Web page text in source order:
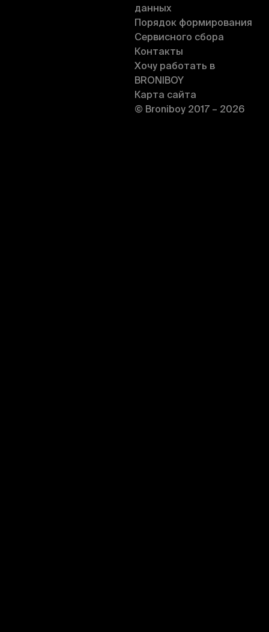
данных
Порядок формирования
Сервисного сбора
Контакты
Хочу работать в
BRONIBOY
Карта сайта
© Broniboy 2017 – 2026